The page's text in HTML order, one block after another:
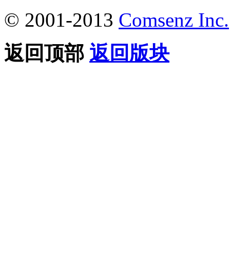
© 2001-2013 Comsenz Inc.
返回顶部 返回版块